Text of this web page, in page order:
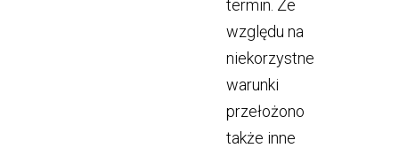
termin. Ze
względu na
niekorzystne
warunki
przełożono
także inne